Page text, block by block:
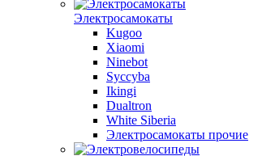
Электросамокаты
Kugoo
Xiaomi
Ninebot
Syccyba
Ikingi
Dualtron
White Siberia
Электросамокаты прочие